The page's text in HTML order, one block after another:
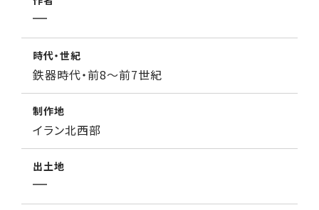
時代・世紀
鉄器時代・前8～前7世紀
制作地
イラン北西部
出土地